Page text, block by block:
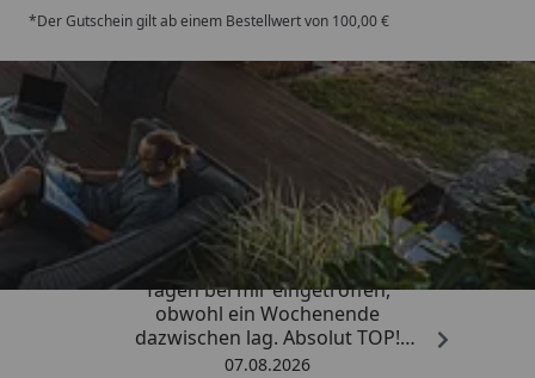
*Der Gutschein gilt ab einem Bestellwert von 100,00 €
Trusted Shops
4,81/ 5
„Die Bestellung ist innerhalb von 4
Tagen bei mir eingetroffen,
obwohl ein Wochenende
dazwischen lag. Absolut TOP!
Sicherlich nicht die letzte
07.08.2026